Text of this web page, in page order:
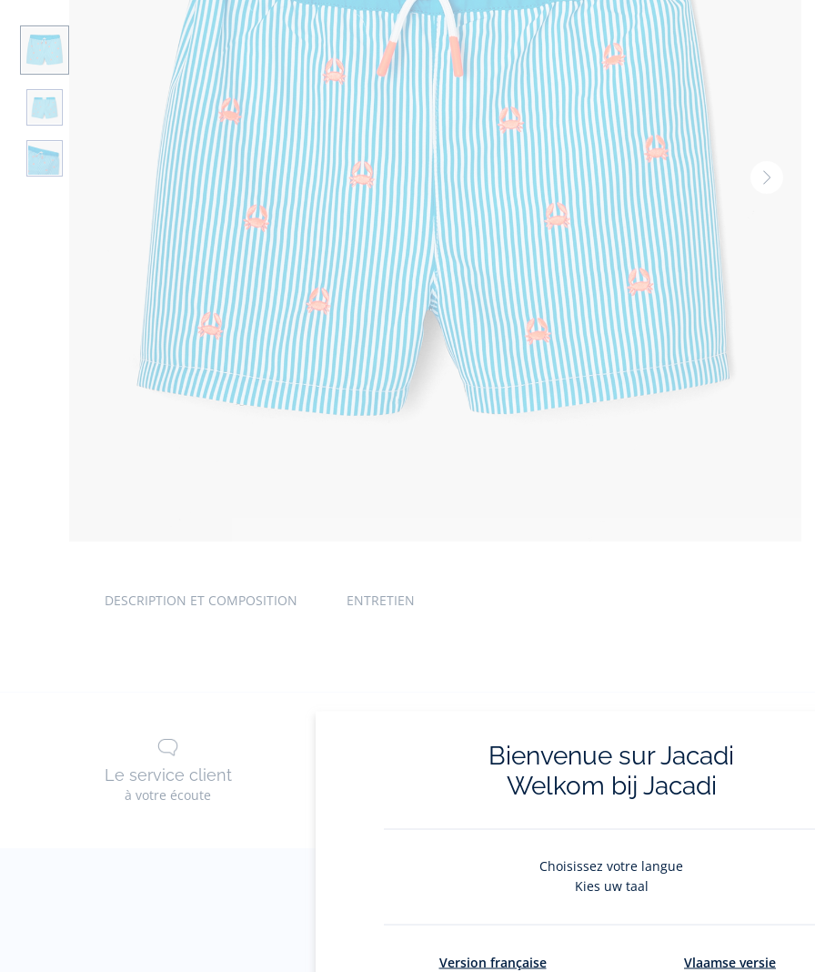
DESCRIPTION ET COMPOSITION ENTRETIEN
Le service client
à votre écoute
Les livraisons et retours
gratuites en boutique
La e-réservation
Flânez, choisissez et
Bienvenue sur Jacadi
Welkom bij Jacadi
Choisissez votre langue
Kies uw taal
Version française Vlaamse versie